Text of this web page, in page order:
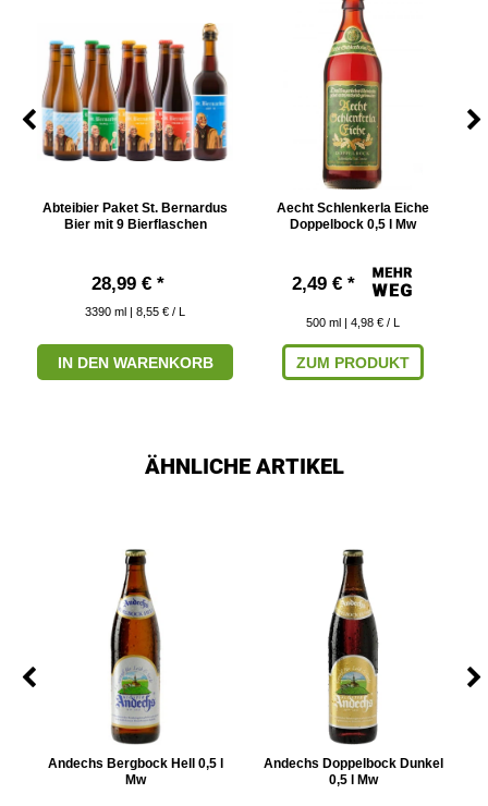
Abteibier Paket St. Bernardus
Bier mit 9 Bierflaschen
28,99 € *
3390 ml | 8,55 € / L
IN DEN WARENKORB
Aecht Schlenkerla Eiche
Doppelbock 0,5 l Mw
2,49 € *
500 ml | 4,98 € / L
ZUM PRODUKT
ÄHNLICHE ARTIKEL
Andechs Bergbock Hell 0,5 l
Mw
Andechs Doppelbock Dunkel
0,5 l Mw